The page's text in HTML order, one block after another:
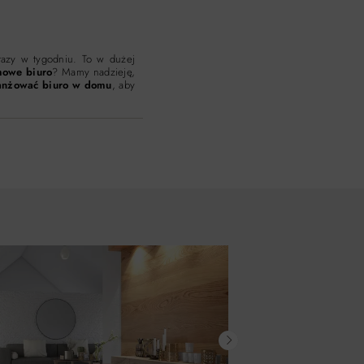
w tygodniu. To w dużej
biuro? Mamy nadzieję,
biuro w domu, aby